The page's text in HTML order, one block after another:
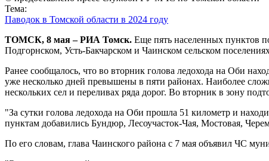
Тема:
Паводок в Томской области в 2024 году
ТОМСК, 8 мая – РИА Томск. Еще пять населенных пунктов
Подгорнском, Усть-Бакчарском и Чаинском сельском
Ранее сообщалось, что во вторник голова ледохода на Оби
уже несколько дней превышены в пяти районах. Наиболее
нескольких сел и переливах ряда дорог. Во вторник в зону
"За сутки голова ледохода на Оби прошла 51 километр и
пунктам добавились Бундюр, Лесоучасток-Чая, Мостовая,
По его словам, глава Чаинского района с 7 мая объявил ЧС